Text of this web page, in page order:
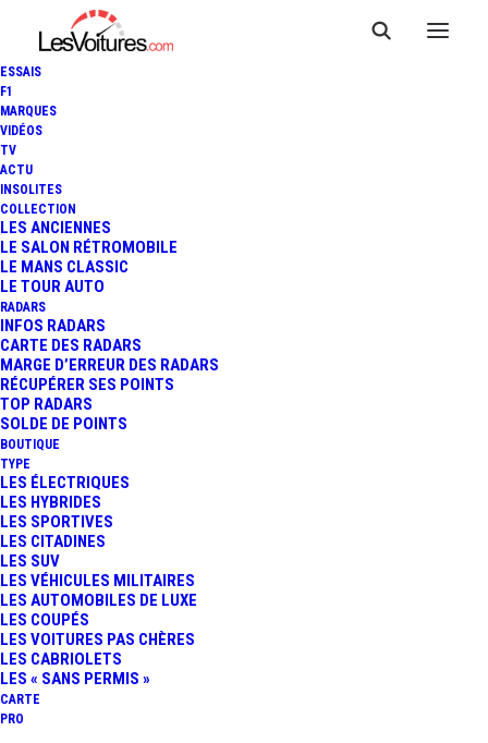
ESSAIS
F1
MARQUES
VIDÉOS
TV
ACTU
INSOLITES
COLLECTION
LES ANCIENNES
LE SALON RÉTROMOBILE
LE MANS CLASSIC
LE TOUR AUTO
RADARS
INFOS RADARS
CARTE DES RADARS
MARGE D’ERREUR DES RADARS
RÉCUPÉRER SES POINTS
TOP RADARS
SOLDE DE POINTS
BOUTIQUE
TYPE
LES ÉLECTRIQUES
LES HYBRIDES
LES SPORTIVES
LES CITADINES
LES SUV
LES VÉHICULES MILITAIRES
LES AUTOMOBILES DE LUXE
LES COUPÉS
LES VOITURES PAS CHÈRES
LES CABRIOLETS
LES « SANS PERMIS »
CARTE
PRO
5 septembre 2020
TOUR AUTO – ETAPE 5 :
L’OPEL GT DEUXIÈME DU
CLASSEMENT FINAL